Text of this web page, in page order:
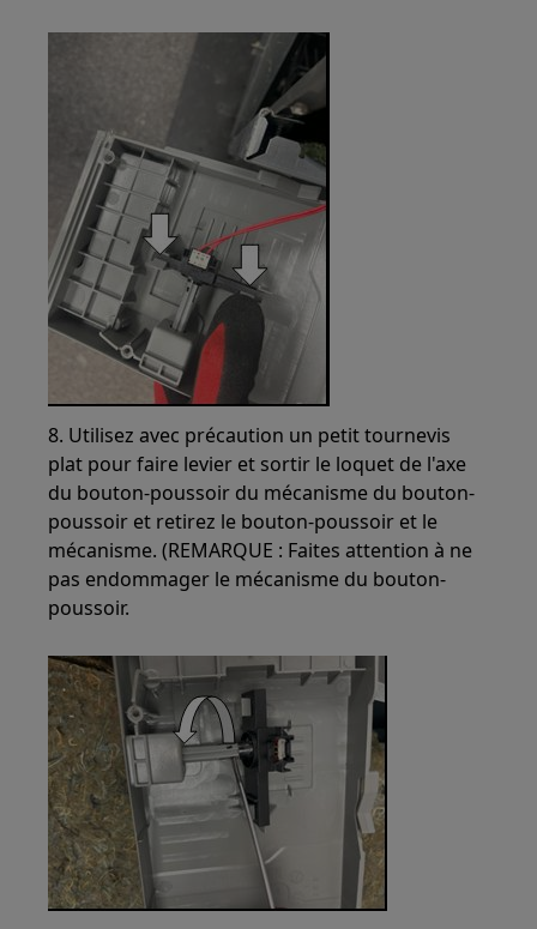
8. Utilisez avec précaution un petit tournevis
plat pour faire levier et sortir le loquet de l'axe
du bouton-poussoir du mécanisme du bouton-
poussoir et retirez le bouton-poussoir et le
mécanisme. (REMARQUE : Faites attention à ne
pas endommager le mécanisme du bouton-
poussoir.